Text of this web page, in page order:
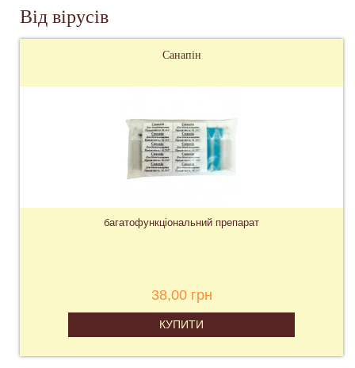
Від вірусів
Санапін
багатофункціональний препарат
38,00 грн
КУПИТИ